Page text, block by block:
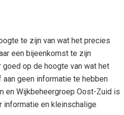
te zijn van wat het precies
een bijeenkomst te zijn
op de hoogte van wat het
geen informatie te hebben
en Wijkbeheergroep Oost-Zuid is
informatie en kleinschalige